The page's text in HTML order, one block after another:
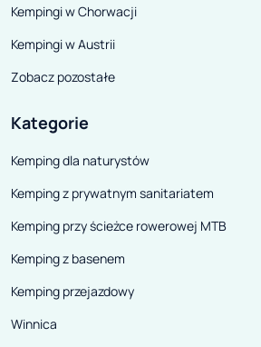
Kempingi w Chorwacji
Kempingi w Austrii
Zobacz pozostałe
Kategorie
Kemping dla naturystów
Kemping z prywatnym sanitariatem
Kemping przy ścieżce rowerowej MTB
Kemping z basenem
Kemping przejazdowy
Winnica